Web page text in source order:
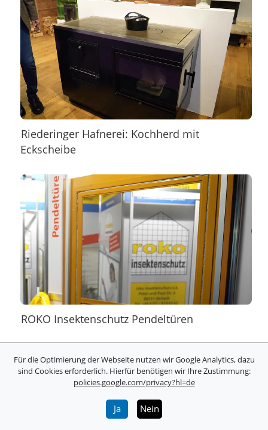
Riederinger Hafnerei: Kochherd mit
Eckscheibe
ROKO Insektenschutz Pendeltüren
Für die Optimierung der Webseite nutzen wir Google Analytics, dazu
sind Cookies erforderlich. Hierfür benötigen wir Ihre Zustimmung:
policies.google.com/privacy?hl=de
Ja Nein